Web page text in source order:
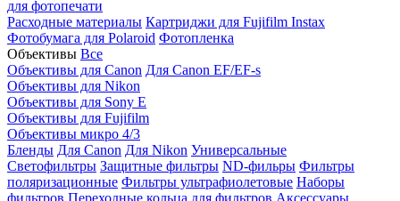
для фотопечати
Расходные материалы Картриджи для Fujifilm Instax
Фотобумага для Polaroid Фотопленка
Объективы Все
Объективы для Canon Для Canon EF/EF-s
Объективы для Nikon
Объективы для Sony E
Объективы для Fujifilm
Объективы микро 4/3
Бленды Для Canon Для Nikon Универсальные
Светофильтры Защитные фильтры ND-фильры Фильтры
поляризационные Фильтры ультрафиолетовые Наборы
фильтров Переходные кольца для фильтров Аксессуары